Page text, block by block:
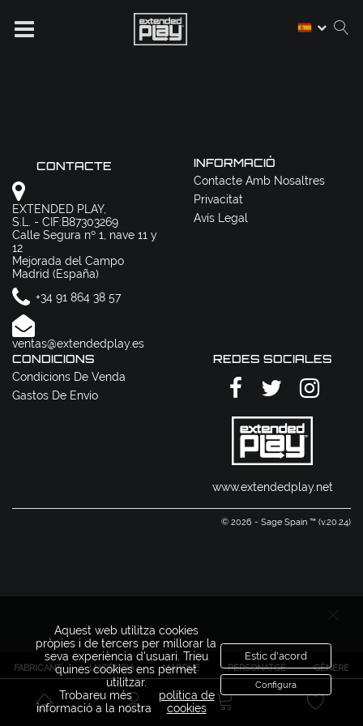
FABRICANT LLICÈNCIA MARQUE PERSONATGE GÈNERE
CONTACTE
EXTENDED PLAY,
S.L. - CIF:B87303269
Calle Segura nº 1, nave 11 y
12
Mejorada del Campo
Madrid (España)
+34 91 864 38 57
ventas@extendedplay.es
INFORMACIÓ
Contacte Amb Nosaltres
Privacitat
Avís Legal
CONDICIONS
Condicions De Venda
Gastos De Envío
REDES SOCIALES
www.extendedplay.net
© 2026 - Sage Spain ™ (v.20.24)
Aquest web utilitza cookies
pròpies i de tercers per millorar la
seva experiència d'usuari. Trieu
quines cookies ens permet
utilitzar.
Trobareu més
informació a la nostra
política de
cookies
Estic d'acord
Configura